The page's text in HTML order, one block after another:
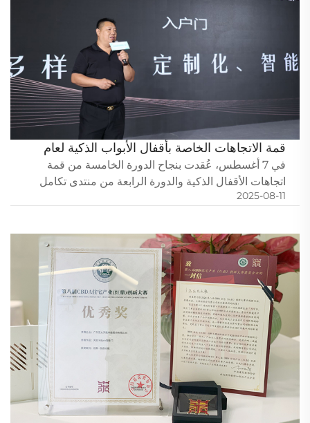
قمة الاتجاهات الخاصة بأقفال الأبواب الذكية لعام
2025في 7 أغسطس، عُقدت بنجاح الدورة الخامسة من قمة
اتجاهات الأقفال الذكية والدورة الرابعة من منتدى تكامل
الأبواب والأقفال (قوانغتشو) في قاعة معرض كانتون التجاري.
التكنولوجية والسوق...
2025-08-11